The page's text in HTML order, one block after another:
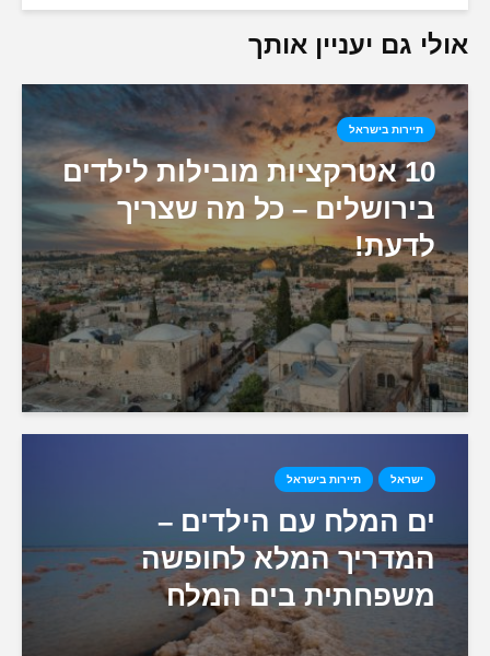
אולי גם יעניין אותך
תיירות בישראל
10 אטרקציות מובילות לילדים
בירושלים – כל מה שצריך
לדעת!
ישראל תיירות בישראל
ים המלח עם הילדים –
המדריך המלא לחופשה
משפחתית בים המלח